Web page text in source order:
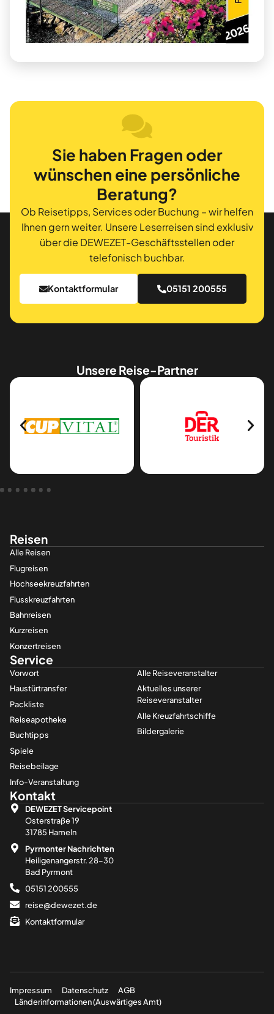
Sie haben Fragen oder
wünschen eine persönliche
Beratung?
Ob Reisetipps, Services oder Buchung – wir helfen
Ihnen gern weiter. Unsere Leserreisen sind exklusiv
über die DEWEZET-Geschäftsstellen oder
telefonisch buchbar.
Kontaktformular 05151 200555
Unsere Reise-Partner
Reisen
Alle Reisen
Flugreisen
Hochseekreuzfahrten
Flusskreuzfahrten
Bahnreisen
Kurzreisen
Konzertreisen
Service
Vorwort
Haustürtransfer
Packliste
Reiseapotheke
Buchtipps
Spiele
Reisebeilage
Info-Veranstaltung
Alle Reiseveranstalter
Aktuelles unserer
Reiseveranstalter
Alle Kreuzfahrt­­schiffe
Bildergalerie
Kontakt
DEWEZET Servicepoint
Osterstraße 19
31785 Hameln
Pyrmonter Nachrichten
Heiligenangerstr. 28–30
Bad Pyrmont
05151 200555
reise@dewezet.de
Kontaktformular
Impressum Datenschutz
AGB
Länderinformationen (Auswärtiges Amt)